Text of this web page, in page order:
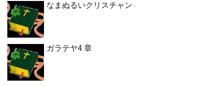
なまぬるいクリスチャン
ガラテヤ4 章